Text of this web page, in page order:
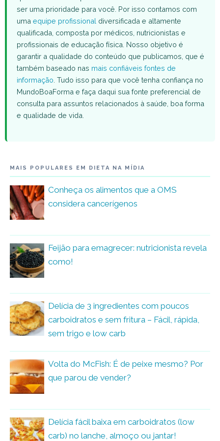
ser uma prioridade para você. Por isso contamos com
uma equipe profissional diversificada e altamente
qualificada, composta por médicos, nutricionistas e
profissionais de educação física. Nosso objetivo é
garantir a qualidade do conteúdo que publicamos, que é
também baseado nas mais confiáveis fontes de
informação . Tudo isso para que você tenha confiança no
MundoBoaForma e faça daqui sua fonte preferencial de
consulta para assuntos relacionados à saúde, boa forma
e qualidade de vida.
MAIS POPULARES EM DIETA NA MÍDIA
Conheça os alimentos que a OMS
considera cancerígenos
Feijão para emagrecer: nutricionista revela
como!
Delícia de 3 ingredientes com poucos
carboidratos e sem fritura – Fácil, rápida,
sem trigo e low carb
Volta do McFish: É de peixe mesmo? Por
que parou de vender?
Delícia fácil baixa em carboidratos (low
carb) no lanche, almoço ou jantar!